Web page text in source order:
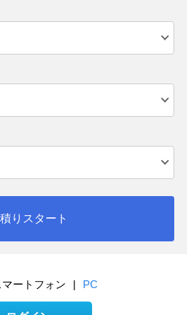
りスタート
マートフォン | PC